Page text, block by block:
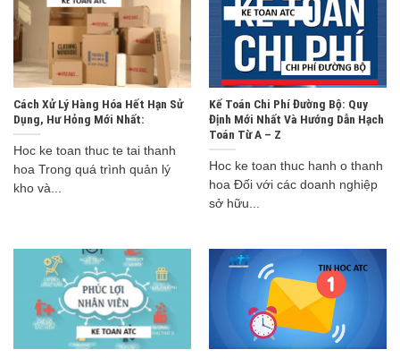
Cách Xử Lý Hàng Hóa Hết Hạn Sử
Dụng, Hư Hỏng Mới Nhất:
Hoc ke toan thuc te tai thanh
hoa Trong quá trình quản lý
kho và...
Kế Toán Chi Phí Đường Bộ: Quy
Định Mới Nhất Và Hướng Dẫn Hạch
Toán Từ A – Z
Hoc ke toan thuc hanh o thanh
hoa Đối với các doanh nghiệp
sở hữu...